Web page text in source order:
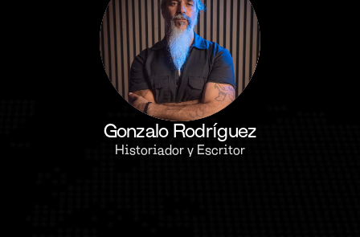
Gonzalo Rodríguez
Historiador y Escritor